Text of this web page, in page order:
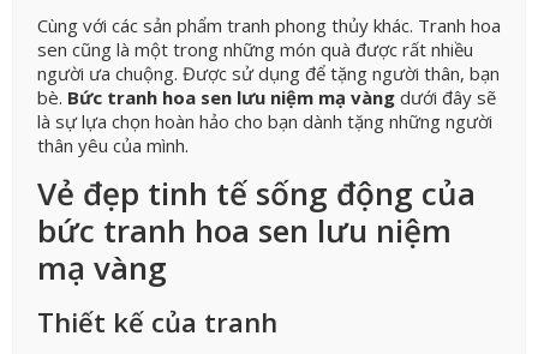
Cùng với các sản phẩm tranh phong thủy khác. Tranh hoa
sen cũng là một trong những món quà được rất nhiều
người ưa chuộng. Được sử dụng để tặng người thân, bạn
bè. Bức tranh hoa sen lưu niệm mạ vàng dưới đây sẽ
là sự lựa chọn hoàn hảo cho bạn dành tặng những người
thân yêu của mình.
Vẻ đẹp tinh tế sống động của
bức tranh hoa sen lưu niệm
mạ vàng
Thiết kế của tranh